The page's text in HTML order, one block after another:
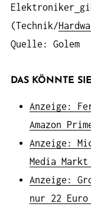
Elektroniker
(Technik/
Quelle: Golem
DAS KÖNNTE
Anzeige:
Amazon
Anzeige:
Media Markt
Anzeige:
nur 22